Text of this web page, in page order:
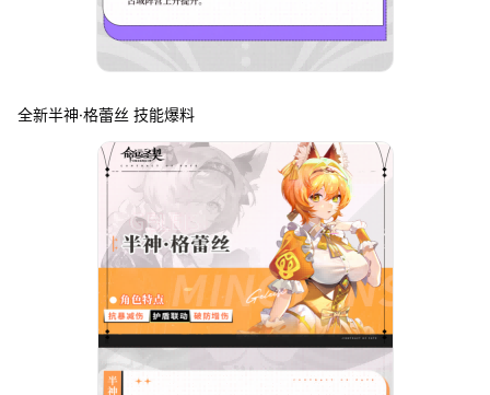
全新半神·格蕾丝 技能爆料